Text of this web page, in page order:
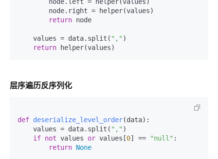
return node
    values = data.split(
"," )
return
层序遍历反序列化
def deserialize_level_order(data):
    values = data.split(
"," )
if not values or values[0] == "null" :
return None